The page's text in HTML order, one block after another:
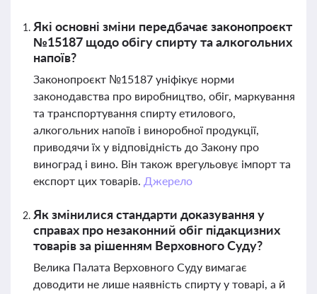
Які основні зміни передбачає законопроєкт
№15187 щодо обігу спирту та алкогольних
напоїв?
Законопроєкт №15187 уніфікує норми
законодавства про виробництво, обіг, маркування
та транспортування спирту етилового,
алкогольних напоїв і виноробної продукції,
приводячи їх у відповідність до Закону про
виноград і вино. Він також врегульовує імпорт та
експорт цих товарів. Джерело
Як змінилися стандарти доказування у
справах про незаконний обіг підакцизних
товарів за рішенням Верховного Суду?
Велика Палата Верховного Суду вимагає
доводити не лише наявність спирту у товарі, а й